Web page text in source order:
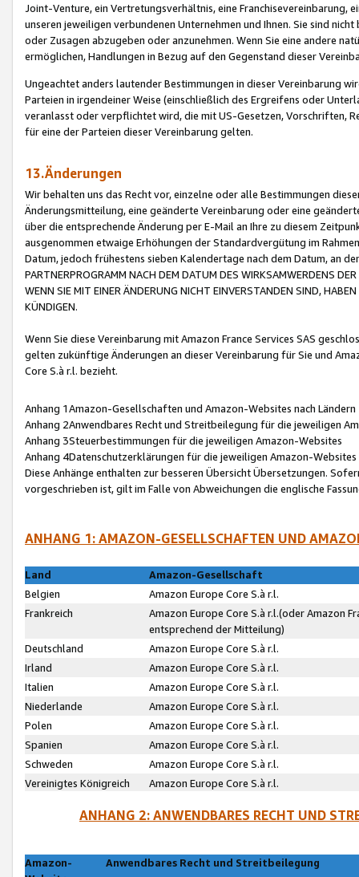
Joint-Venture, ein Vertretungsverhältnis, eine Franchisevereinbarung,
unseren jeweiligen verbundenen Unternehmen und Ihnen. Sie sind
oder Zusagen abzugeben oder anzunehmen. Wenn Sie eine andere
ermöglichen, Handlungen in Bezug auf den Gegenstand dieser
Ungeachtet anders lautender Bestimmungen in dieser Vereinbarung
Parteien in irgendeiner Weise (einschließlich des Ergreifens oder
veranlasst oder verpflichtet wird, die mit US-Gesetzen, Vorschriften,
für eine der Parteien dieser Vereinbarung gelten.
13.Änderungen
Wir behalten uns das Recht vor, einzelne oder alle Bestimmungen
Änderungsmitteilung, eine geänderte Vereinbarung oder eine
über die entsprechende Änderung per E-Mail an Ihre zu diesem
ausgenommen etwaige Erhöhungen der Standardvergütung im
Datum, jedoch frühestens sieben Kalendertage nach dem Datum, an
PARTNERPROGRAMM NACH DEM DATUM DES WIRKSAMWERDENS
WENN SIE MIT EINER ÄNDERUNG NICHT EINVERSTANDEN SIND,
KÜNDIGEN.
Wenn Sie diese Vereinbarung mit Amazon France Services SAS
gelten zukünftige Änderungen an dieser Vereinbarung für Sie und
Core S.à r.l. bezieht.
Anhang 1Amazon-Gesellschaften und Amazon-Websites nach Ländern
Anhang 2Anwendbares Recht und Streitbeilegung für die jeweiligen
Anhang 3Steuerbestimmungen für die jeweiligen Amazon-Websites
Anhang 4Datenschutzerklärungen für die jeweiligen Amazon-Websites
Diese Anhänge enthalten zur besseren Übersicht Übersetzungen.
vorgeschrieben ist, gilt im Falle von Abweichungen die englische
ANHANG 1: AMAZON-GESELLSCHAFTEN UND
Land
Amazon-Gesellschaft
Belgien
Amazon Europe Core S.à r.l.
Frankreich
Amazon Europe Core S.à r.l.(oder Amazon
entsprechend der Mitteilung)
Deutschland
Amazon Europe Core S.à r.l.
Irland
Amazon Europe Core S.à r.l.
Italien
Amazon Europe Core S.à r.l.
Niederlande
Amazon Europe Core S.à r.l.
Polen
Amazon Europe Core S.à r.l.
Spanien
Amazon Europe Core S.à r.l.
Schweden
Amazon Europe Core S.à r.l.
Vereinigtes Königreich
Amazon Europe Core S.à r.l.
ANHANG 2: ANWENDBARES RECHT UND
Amazon-
Anwendbares Recht und Streitbeilegung